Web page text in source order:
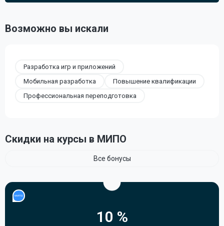
Возможно вы искали
Разработка игр и приложений
Мобильная разработка
Повышение квалификации
Профессиональная переподготовка
Скидки на курсы в МИПО
Все бонусы
10 %